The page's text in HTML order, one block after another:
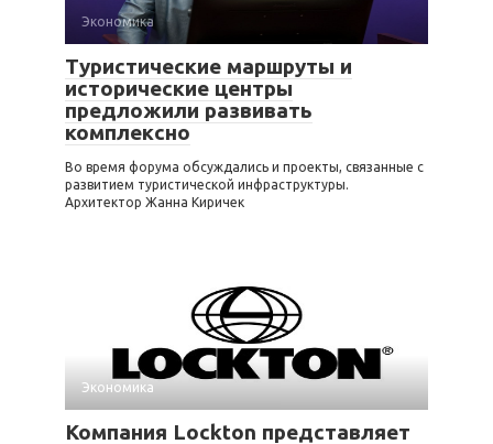
Экономика
Туристические маршруты и
исторические центры
предложили развивать
комплексно
Во время форума обсуждались и проекты, связанные с
развитием туристической инфраструктуры.
Архитектор Жанна Киричек
Экономика
Компания Lockton представляет